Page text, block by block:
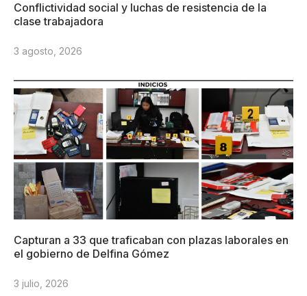
Conflictividad social y luchas de resistencia de la
clase trabajadora
3 agosto, 2026
Capturan a 33 que traficaban con plazas laborales en
el gobierno de Delfina Gómez
3 julio, 2026